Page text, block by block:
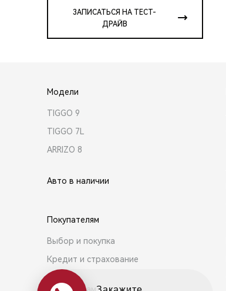
ЗАПИСАТЬСЯ НА ТЕСТ-
ДРАЙВ
Модели
TIGGO 9
TIGGO 7L
ARRIZO 8
Авто в наличии
Покупателям
Выбор и покупка
Кредит и страхование
Владельцам